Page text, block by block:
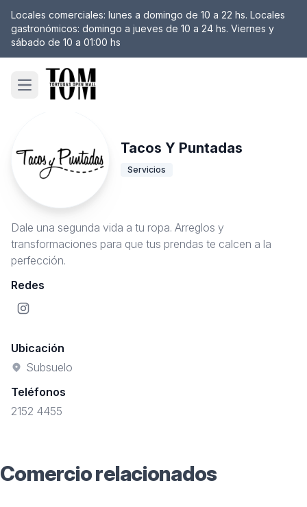
Locales comerciales: lunes a domingo de 10 a 22 hs. Locales
gastronómicos: domingo a jueves de 10 a 24 hs. Viernes y
sábado de 10 a 01:00 hs
Open main menu
Tacos Y Puntadas
Servicios
Dale una segunda vida a tu ropa. Arreglos y
transformaciones para que tus prendas te calcen a la
perfección.
Redes
Ubicación
Subsuelo
Teléfonos
2152 4455
Comercio relacionados